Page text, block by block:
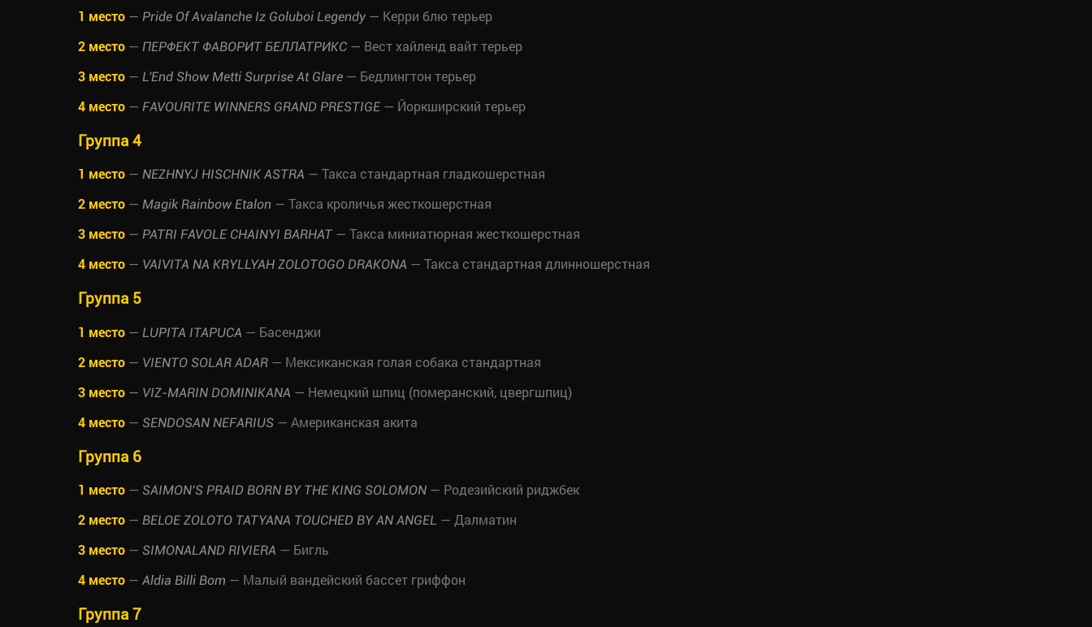
1 место — Pride Of Avalanche Iz Goluboi Legendy — Керри блю терьер
2 место — ПЕРФЕКТ ФАВОРИТ БЕЛЛАТРИКС — Вест хайленд вайт терьер
3 место — L'End Show Metti Surprise At Glare — Бедлингтон терьер
4 место — FAVOURITE WINNERS GRAND PRESTIGE — Йоркширский терьер
Группа 4
1 место — NEZHNYJ HISCHNIK ASTRA — Такса стандартная гладкошерстная
2 место — Magik Rainbow Etalon — Такса кроличья жесткошерстная
3 место — PATRI FAVOLE CHAINYI BARHAT— Такса миниатюрная жесткошерстная
4 место — VAIVITA NA KRYLLYAH ZOLOTOGO DRAKONA — Такса стандартная длинношерстная
Группа 5
1 место — LUPITA ITAPUCA — Басенджи
2 место — VIENTO SOLAR ADAR — Мексиканская голая собака стандартная
3 место — VIZ-MARIN DOMINIKANA — Немецкий шпиц (померанский, цвергшпиц)
4 место — SENDOSAN NEFARIUS — Американская акита
Группа 6
1 место — SAIMON’S PRAID BORN BY THE KING SOLOMON — Родезийский риджбек
2 место — BELOE ZOLOTO TATYANA TOUCHED BY AN ANGEL — Далматин
3 место — SIMONALAND RIVIERA — Бигль
4 место — Aldia Billi Bom — Малый вандейский бассет гриффон
Группа 7